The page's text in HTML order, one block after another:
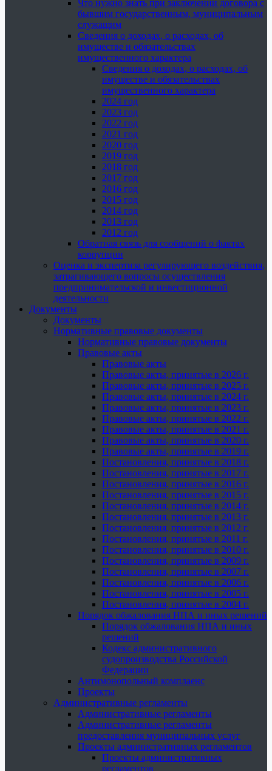
Что нужно знать при заключении договора с
бывшим государственным, муниципальным
служащим
Сведения о доходах, о расходах, об
имуществе и обязательствах
имущественного характера
Сведения о доходах, о расходах, об
имуществе и обязательствах
имущественного характера
2024 год
2023 год
2022 год
2021 год
2020 год
2019 год
2018 год
2017 год
2016 год
2015 год
2014 год
2013 год
2012 год
Обратная связь для сообщений о фактах
коррупции
Оценка и экспертиза регулирующего воздействия,
затрагивающего вопросы осуществления
предпринимательской и инвестиционной
деятельности
Документы
Документы
Нормативные правовые документы
Нормативные правовые документы
Правовые акты
Правовые акты
Правовые акты, принятые в 2026 г.
Правовые акты, принятые в 2025 г.
Правовые акты, принятые в 2024 г.
Правовые акты, принятые в 2023 г.
Правовые акты, принятые в 2022 г.
Правовые акты, принятые в 2021 г.
Правовые акты, принятые в 2020 г.
Правовые акты, принятые в 2019 г.
Постановления, принятые в 2018 г.
Постановления, принятые в 2017 г.
Постановления, принятые в 2016 г.
Постановления, принятые в 2015 г.
Постановления, принятые в 2014 г.
Постановления, принятые в 2013 г.
Постановления, принятые в 2012 г.
Постановления, принятые в 2011 г.
Постановления, принятые в 2010 г.
Постановления, принятые в 2009 г.
Постановления, принятые в 2007 г.
Постановления, принятые в 2006 г.
Постановления, принятые в 2005 г.
Постановления, принятые в 2004 г.
Порядок обжалования НПА и иных решений
Порядок обжалования НПА и иных
решений
Кодекс административного
судопроизводства Российской
Федерации
Антимонопольный комплаенс
Проекты
Административные регламенты
Административные регламенты
Административные регламенты
предоставления муниципальных услуг
Проекты административных регламентов
Проекты административных
регламентов